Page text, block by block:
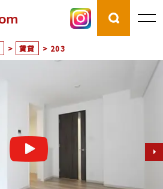
> 賃貸 > 203